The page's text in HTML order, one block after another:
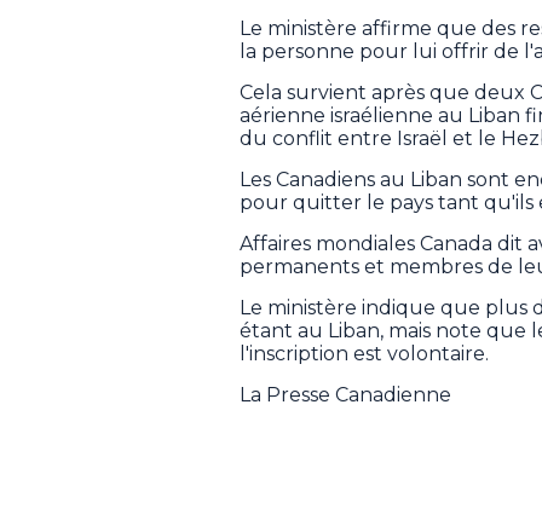
Le ministère affirme que des
la personne pour lui offrir de
Cela survient après que deux
aérienne israélienne au Liban
du conflit entre Israël et le
Les Canadiens au Liban sont
pour quitter le pays tant qu'ils
Affaires mondiales Canada dit
permanents et membres de
Le ministère indique que plus
étant au Liban, mais note que
l'inscription est volontaire.
La Presse Canadienne